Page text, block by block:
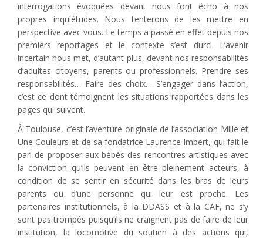
interrogations évoquées devant nous font écho à nos
propres inquiétudes. Nous tenterons de les mettre en
perspective avec vous. Le temps a passé en effet depuis nos
premiers reportages et le contexte s’est durci. L’avenir
incertain nous met, d’autant plus, devant nos responsabilités
d’adultes citoyens, parents ou professionnels. Prendre ses
responsabilités… Faire des choix… S’engager dans l’action,
c’est ce dont témoignent les situations rapportées dans les
pages qui suivent.
À Toulouse, c’est l’aventure originale de l’association Mille et
Une Couleurs et de sa fondatrice Laurence Imbert, qui fait le
pari de proposer aux bébés des rencontres artistiques avec
la conviction qu’ils peuvent en être pleinement acteurs, à
condition de se sentir en sécurité dans les bras de leurs
parents ou d’une personne qui leur est proche. Les
partenaires institutionnels, à la DDASS et à la CAF, ne s’y
sont pas trompés puisqu’ils ne craignent pas de faire de leur
institution, la locomotive du soutien à des actions qui,